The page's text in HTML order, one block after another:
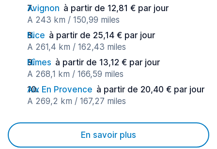
Avignon à partir de 12,81 € par jour
A 243 km / 150,99 miles
Nice à partir de 25,14 € par jour
A 261,4 km / 162,43 miles
Nîmes à partir de 13,12 € par jour
A 268,1 km / 166,59 miles
Aix En Provence à partir de 20,40 € par jour
A 269,2 km / 167,27 miles
En savoir plus